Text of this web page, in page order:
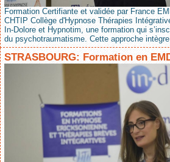
Formation Certifiante et validée par France
CHTIP Collège d'Hypnose Thérapies
In-Dolore et Hypnotim, une formation qui
du psychotraumatisme. Cette approche intègre
STRASBOURG: Formation en